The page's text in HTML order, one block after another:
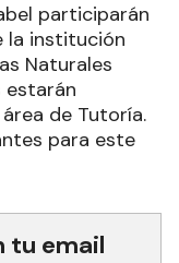
participarán
la institución
Naturales
estarán
de Tutoría.
para este
tu email